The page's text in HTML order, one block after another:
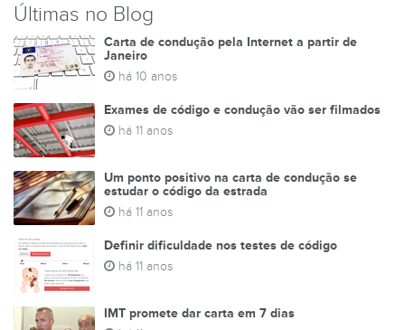
Últimas no Blog
Carta de condução pela Internet a partir de
Janeiro
há 10 anos
Exames de código e condução vão ser filmados
há 11 anos
Um ponto positivo na carta de condução se
estudar o código da estrada
há 11 anos
Definir dificuldade nos testes de código
há 11 anos
IMT promete dar carta em 7 dias